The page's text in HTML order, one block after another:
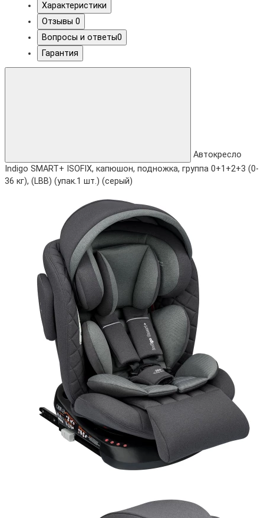
Характеристики
Отзывы 0
Вопросы и ответы0
Гарантия
Автокресло
Indigo SMART+ ISOFIX, капюшон, подножка, группа 0+1+2+3 (0-
36 кг), (LBB) (упак.1 шт.) (серый)